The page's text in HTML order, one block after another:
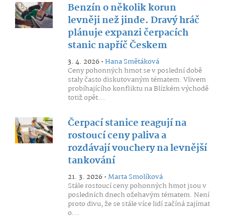
Benzín o několik korun
levněji než jinde. Dravý hráč
plánuje expanzi čerpacích
stanic napříč Českem
3. 4. 2026 •Hana Smětáková
Ceny pohonných hmot se v poslední době
staly často diskutovaným tématem. Vlivem
probíhajícího konfliktu na Blízkém východě
totiž opět...
Čerpací stanice reagují na
rostoucí ceny paliva a
rozdávají vouchery na levnější
tankování
21. 3. 2026 •Marta Smolíková
Stále rostoucí ceny pohonných hmot jsou v
posledních dnech ožehavým tématem. Není
proto divu, že se stále více lidí začíná zajímat
o...